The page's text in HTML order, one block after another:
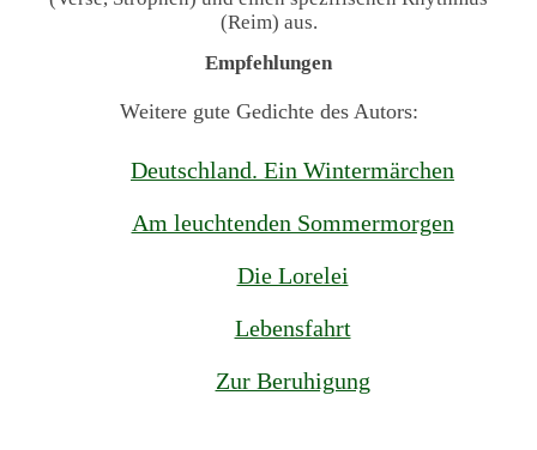
(Reim) aus.
Empfehlungen
Weitere gute Gedichte des Autors:
Deutschland. Ein Wintermärchen
Am leuchtenden Sommermorgen
Die Lorelei
Lebensfahrt
Zur Beruhigung